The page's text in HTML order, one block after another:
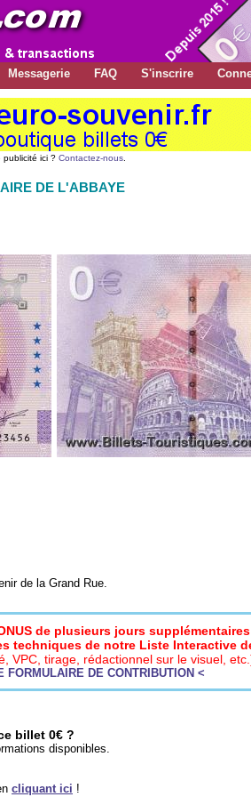
Messagerie FAQ S'inscrire
publicité ici ? Contactez-nous.
DE L'ABBAYE
de la Grand Rue.
de plusieurs jours
techniques de notre Liste Interactive
VPC, tirage, rédactionnel sur le visuel,
FORMULAIRE DE CONTRIBUTION <
billet 0€ ?
disponibles.
cliquant ici !